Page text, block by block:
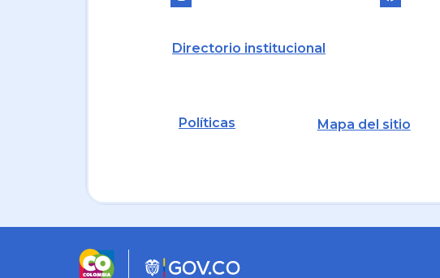
Directorio institucional
Políticas Mapa del sitio